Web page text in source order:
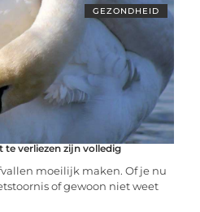
GEZONDHEID
verliezen zijn volledig
moeilijk maken. Of je nu
of gewoon niet weet